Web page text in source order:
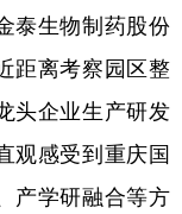
泰生物制药股份
距离考察园区整
头企业生产研发
观感受到重庆国
产学研融合等方